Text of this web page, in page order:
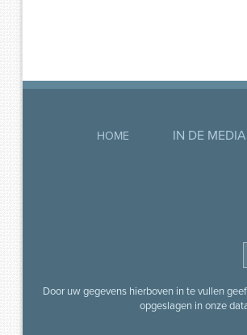
HOME IN DE MEDIA
Door uw gegevens hierboven in te vullen
opgeslagen in onze